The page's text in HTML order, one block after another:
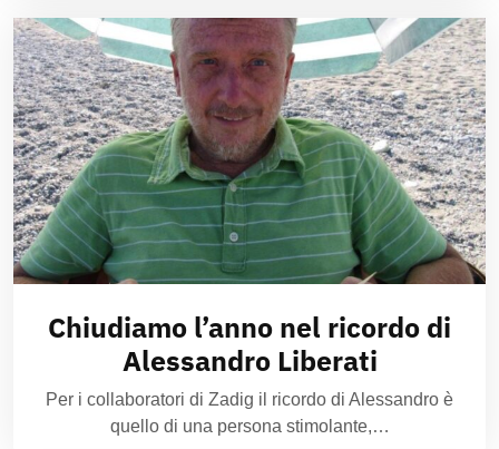
Chiudiamo l’anno nel ricordo di
Alessandro Liberati
Per i collaboratori di Zadig il ricordo di Alessandro è
quello di una persona stimolante,…